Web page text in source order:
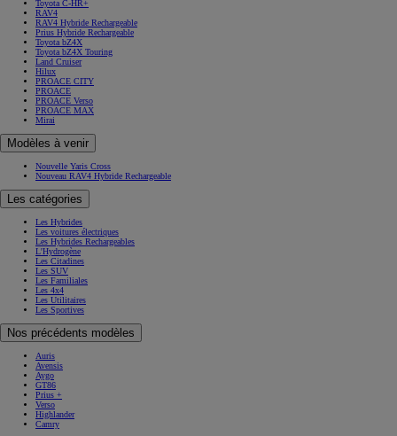
Toyota C-HR+
RAV4
RAV4 Hybride Rechargeable
Prius Hybride Rechargeable
Toyota bZ4X
Toyota bZ4X Touring
Land Cruiser
Hilux
PROACE CITY
PROACE
PROACE Verso
PROACE MAX
Mirai
Modèles à venir
Nouvelle Yaris Cross
Nouveau RAV4 Hybride Rechargeable
Les catégories
Les Hybrides
Les voitures électriques
Les Hybrides Rechargeables
L'Hydrogène
Les Citadines
Les SUV
Les Familiales
Les 4x4
Les Utilitaires
Les Sportives
Nos précédents modèles
Auris
Avensis
Aygo
GT86
Prius +
Verso
Highlander
Camry